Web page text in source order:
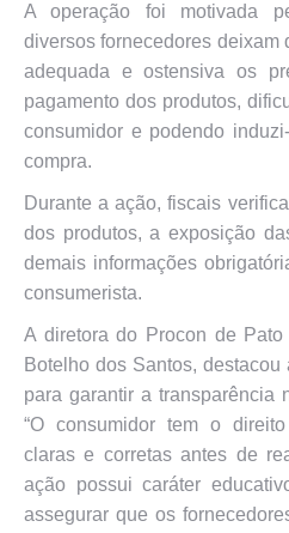
A operação foi motivada
diversos fornecedores deixam
adequada e ostensiva os
pagamento dos produtos,
consumidor e podendo
compra.
Durante a ação, fiscais
dos produtos, a exposição
demais informações
consumerista.
A diretora do Procon de
Botelho dos Santos,
para garantir a transparência
“O consumidor tem o
claras e corretas antes de
ação possui caráter
assegurar que os